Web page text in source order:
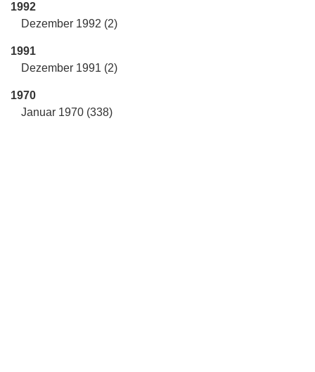
1992
Dezember 1992 (2)
1991
Dezember 1991 (2)
1970
Januar 1970 (338)